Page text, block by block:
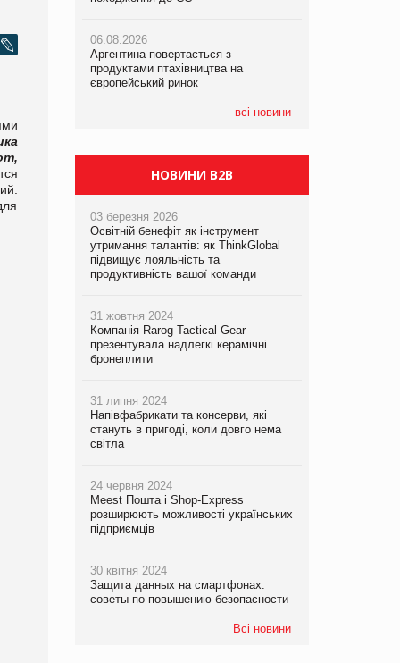
06.08.2026
Аргентина повертається з
продуктами птахівництва на
європейський ринок
всі новини
05.08.2026
Смачне поповнення дитячого меню:
у VARUS з’явилися новинки від ТМ
ТОКЕРИ
хлібобулочні вироби на
PrivateLabel&FMCG Master 2026
06.08.2026
Аргентина повертається з
продуктами птахівництва на
європейський ринок
НОВИНИ B2B
03 березня 2026
Освітній бенефіт як інструмент
утримання талантів: як ThinkGlobal
підвищує лояльність та
продуктивність вашої команди
31 жовтня 2024
Компанія Rarog Tactical Gear
презентувала надлегкі керамічні
бронеплити
31 липня 2024
Напівфабрикати та консерви, які
стануть в пригоді, коли довго нема
світла
24 червня 2024
Meest Пошта і Shop-Express
розширюють можливості українських
підприємців
30 квітня 2024
Защита данных на смартфонах:
советы по повышению безопасности
Всі новини